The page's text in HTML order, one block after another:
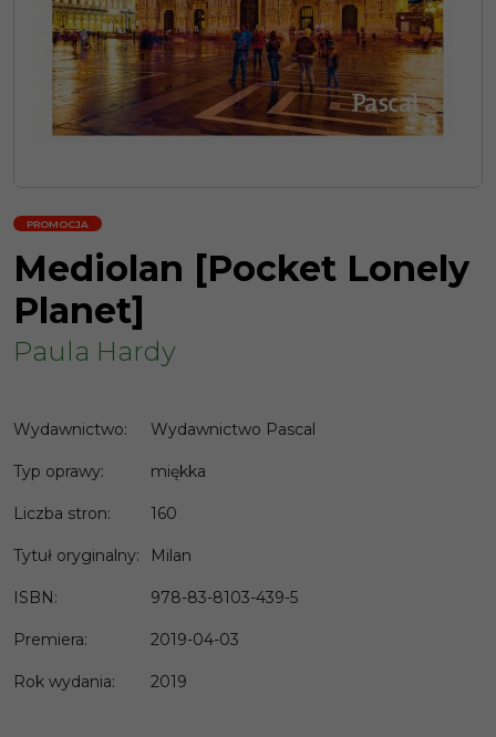
PROMOCJA
Mediolan [Pocket Lonely
Planet]
Paula Hardy
Wydawnictwo: Wydawnictwo Pascal
Typ oprawy: miękka
Liczba stron: 160
Tytuł oryginalny: Milan
ISBN: 978-83-8103-439-5
Premiera: 2019-04-03
Rok wydania: 2019